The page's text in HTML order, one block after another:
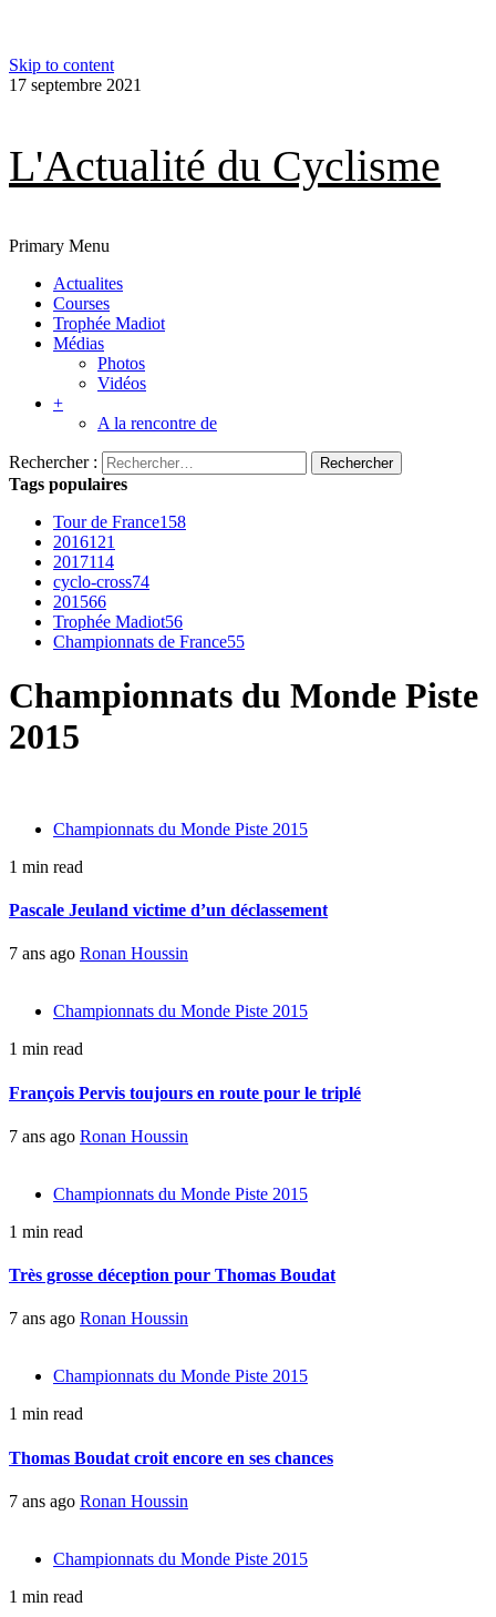
Skip to content
17 septembre 2021
L'Actualité du Cyclisme
Primary Menu
Actualites
Courses
Trophée Madiot
Médias
Photos
Vidéos
+
A la rencontre de
Rechercher :
Tags populaires
Tour de France158
2016121
2017114
cyclo-cross74
201566
Trophée Madiot56
Championnats de France55
Championnats du Monde Piste
2015
Championnats du Monde Piste 2015
1 min read
Pascale Jeuland victime d’un déclassement
7 ans ago Ronan Houssin
Championnats du Monde Piste 2015
1 min read
François Pervis toujours en route pour le triplé
7 ans ago Ronan Houssin
Championnats du Monde Piste 2015
1 min read
Très grosse déception pour Thomas Boudat
7 ans ago Ronan Houssin
Championnats du Monde Piste 2015
1 min read
Thomas Boudat croit encore en ses chances
7 ans ago Ronan Houssin
Championnats du Monde Piste 2015
1 min read